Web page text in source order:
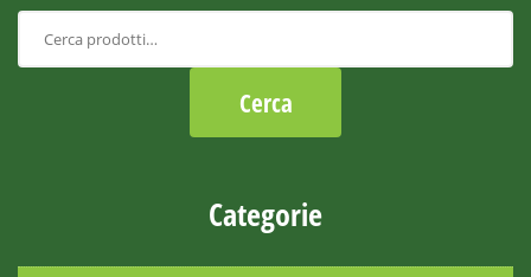
Categorie